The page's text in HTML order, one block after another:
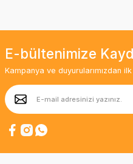
E-bültenimize
Kampanya ve duyurularımızdan